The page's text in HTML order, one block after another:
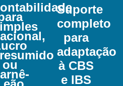
ou
Suporte
completo
para
adaptação
à CBS
e IBS